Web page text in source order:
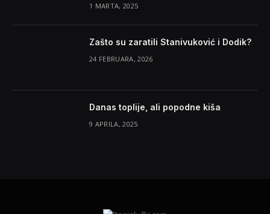
1 MARTA, 2025
Zašto su zaratili Stanivuković i Dodik?
24 FEBRUARA, 2026
Danas toplije, ali popodne kiša
9 APRILA, 2025